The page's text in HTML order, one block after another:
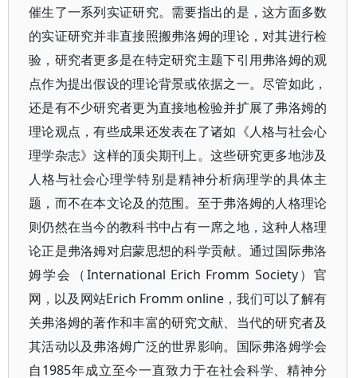
催生了一系列实证研究。需要指出的是，这方面多数
的实证研究并非直接照搬弗洛姆的理论，对其进行检
验，研究者更多是在特定研究主题下引用弗洛姆的观
点作为提出假设的理论背景或依据之一。尽管如此，
还是有不少研究者更为直接地检验并扩展了弗洛姆的
理论观点，有些成果还发表在了诸如《人格与社会心
理学杂志》这样的顶尖期刊上。这些研究更多地涉及
人格与社会心理学特别是精神分析病理学的具体主
题，而不在本文论及的范围。至于弗洛姆的人格理论
则仍然在当今的教科书中占有一席之地，这种人格理
论正是弗洛姆对启蒙思想的科学贡献。通过国际弗洛
姆学会（International Erich Fromm Society）官
网，以及网站Erich Fromm online，我们可以了解有
关弗洛姆的著作和丰富的研究文献、当代的研究者及
其活动以及弗洛姆广泛的世界影响。国际弗洛姆学会
自1985年成立至今一直致力于在社会科学、精神分